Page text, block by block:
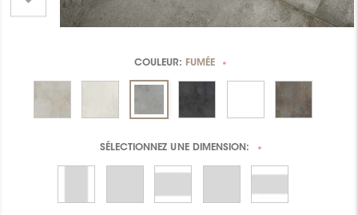
COULEUR: FUMÉE *
SÉLECTIONNEZ UNEDIMENSION: *